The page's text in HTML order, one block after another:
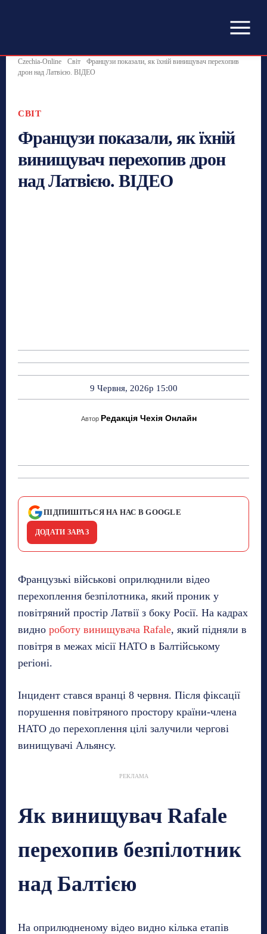
Czechia-Online Світ
Французи показали, як їхній винищувач перехопив
дрон над Латвією. ВІДЕО
СВІТ
Французи показали, як їхній
винищувач перехопив дрон
над Латвією. ВІДЕО
9 Червня, 2026р 15:00
Автор Редакція Чехія Онлайн
ПІДПИШІТЬСЯ НА НАС В GOOGLE
ДОДАТИ ЗАРАЗ
Французькі військові оприлюднили відео
перехоплення безпілотника, який проник у
повітряний простір Латвії з боку Росії. На кадрах
видно роботу винищувача Rafale, який підняли в
повітря в межах місії НАТО в Балтійському
регіоні.
Інцидент стався вранці 8 червня. Після фіксації
порушення повітряного простору країни-члена
НАТО до перехоплення цілі залучили чергові
винищувачі Альянсу.
РЕКЛАМА
Як винищувач Rafale
перехопив безпілотник
над Балтією
На оприлюдненому відео видно кілька етапів